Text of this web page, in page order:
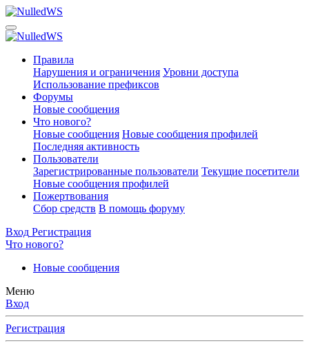
Правила
Нарушения и ограничения Уровни доступа
Использование префиксов
Форумы
Новые сообщения
Что нового?
Новые сообщения Новые сообщения профилей
Последняя активность
Пользователи
Зарегистрированные пользователи Текущие посетители
Новые сообщения профилей
Пожертвования
Сбор средств В помощь форуму
Вход Регистрация
Что нового?
Новые сообщения
Меню
Вход
Регистрация